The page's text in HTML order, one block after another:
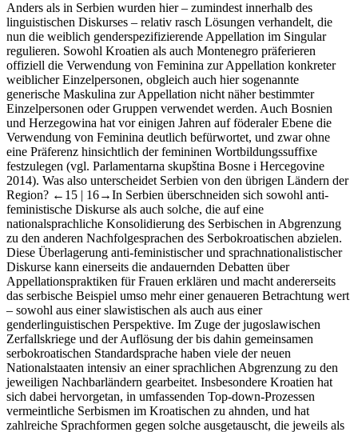
Anders als in Serbien wurden hier – zumindest innerhalb des
linguistischen Diskurses – relativ rasch Lösungen verhandelt, die
nun die weiblich genderspezifizierende Appellation im Singular
regulieren. Sowohl Kroatien als auch Montenegro präferieren
offiziell die Verwendung von Feminina zur Appellation konkreter
weiblicher Einzelpersonen, obgleich auch hier sogenannte
generische Maskulina zur Appellation nicht näher bestimmter
Einzelpersonen oder Gruppen verwendet werden. Auch Bosnien
und Herzegowina hat vor einigen Jahren auf föderaler Ebene die
Verwendung von Feminina deutlich befürwortet, und zwar ohne
eine Präferenz hinsichtlich der femininen Wortbildungssuffixe
festzulegen (vgl. Parlamentarna skupština Bosne i Hercegovine
2014). Was also unterscheidet Serbien von den übrigen Ländern der
Region? ←15 | 16→In Serbien überschneiden sich sowohl anti-
feministische Diskurse als auch solche, die auf eine
nationalsprachliche Konsolidierung des Serbischen in Abgrenzung
zu den anderen Nachfolgesprachen des Serbokroatischen abzielen.
Diese Überlagerung anti-feministischer und sprachnationalistischer
Diskurse kann einerseits die andauernden Debatten über
Appellationspraktiken für Frauen erklären und macht andererseits
das serbische Beispiel umso mehr einer genaueren Betrachtung wert
– sowohl aus einer slawistischen als auch aus einer
genderlinguistischen Perspektive. Im Zuge der jugoslawischen
Zerfallskriege und der Auflösung der bis dahin gemeinsamen
serbokroatischen Standardsprache haben viele der neuen
Nationalstaaten intensiv an einer sprachlichen Abgrenzung zu den
jeweiligen Nachbarländern gearbeitet. Insbesondere Kroatien hat
sich dabei hervorgetan, in umfassenden Top-down-Prozessen
vermeintliche Serbismen im Kroatischen zu ahnden, und hat
zahlreiche Sprachformen gegen solche ausgetauscht, die jeweils als